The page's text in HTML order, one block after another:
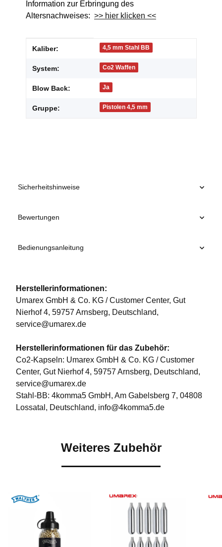
Information zur Erbringung des
Altersnachweises: >> hier klicken <<
Produkteigenschaft
Wert
Kaliber: 4,5 mm Stahl BB
System: Co2 Waffen
Blow Back: Ja
Gruppe: Pistolen 4,5 mm
Sicherheitshinweise
Bewertungen
Bedienungsanleitung
Herstellerinformationen:
Umarex GmbH & Co. KG / Customer Center, Gut
Nierhof 4, 59757 Arnsberg, Deutschland,
service@umarex.de
Herstellerinformationen für das Zubehör:
Co2-Kapseln: Umarex GmbH & Co. KG / Customer
Center, Gut Nierhof 4, 59757 Arnsberg, Deutschland,
service@umarex.de
Stahl-BB: 4komma5 GmbH, Am Gabelsberg 7, 04808
Lossatal, Deutschland, info@4komma5.de
Weiteres Zubehör